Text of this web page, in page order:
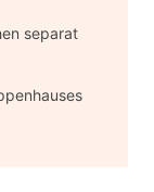
separat